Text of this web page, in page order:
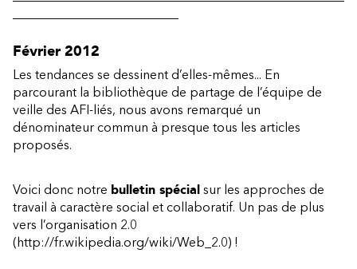
Février 2012
Les tendances se dessinent d’elles-mêmes... En
parcourant la bibliothèque de partage de l’équipe de
veille des AFI-liés, nous avons remarqué un
dénominateur commun à presque tous les articles
proposés.
Voici donc notre bulletin spécial sur les approches de
travail à caractère social et collaboratif. Un pas de plus
vers l’organisation 2.0
(http://fr.wikipedia.org/wiki/Web_2.0) !